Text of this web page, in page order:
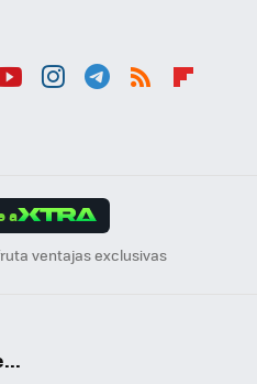
a
ventajas exclusivas